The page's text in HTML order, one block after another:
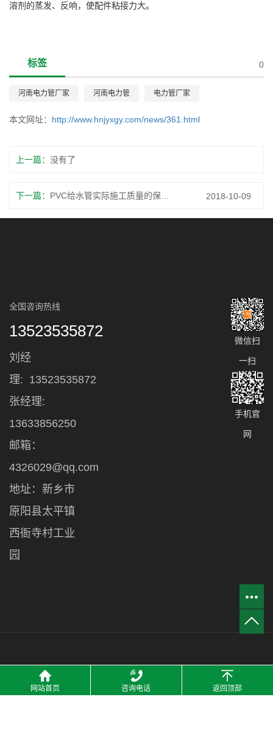
溶剂的蒸发、反响，使配件粘接力大。
标签 0
河南电力管厂家 河南电力管 电力管厂家
本文网址： http://www.hnjyxgy.com/news/361.html
上一篇： 没有了
下一篇： 2018-10-09
全国咨询热线
13523535872
刘经
理: 13523535872
张经理:
13633856250
邮箱：
4326029@qq.com
地址：新乡市
原阳县太平镇
西衙寺村工业
园
微信扫
一扫
手机官
网
2021 © 河南洁宜鑫管业有限公司 All Rights Resrved. 备案号：
ICP备18035761号-1技术支持：热点科技-网站建设
网站首页 咨询电话 返回顶部